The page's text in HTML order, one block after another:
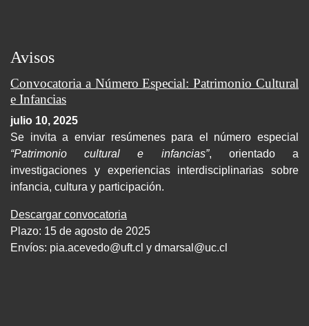
Avisos
Convocatoria a Número Especial: Patrimonio Cultural
e Infancias
julio 10, 2025
Se invita a enviar resúmenes para el número especial
“Patrimonio cultural e infancias”, orientado a
investigaciones y experiencias interdisciplinarias sobre
infancia, cultura y participación.
Descargar convocatoria
Plazo: 15 de agosto de 2025
Envíos: pia.acevedo@uft.cl y dmarsal@uc.cl